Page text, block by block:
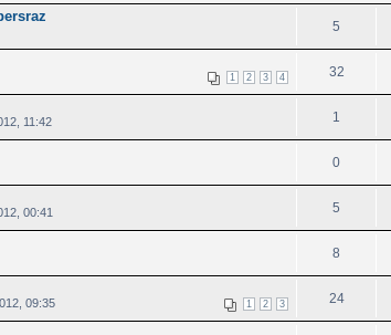
5
1 2 3 4 32
11:42 1
0
00:41 5
8
1 2 3
09:35 24